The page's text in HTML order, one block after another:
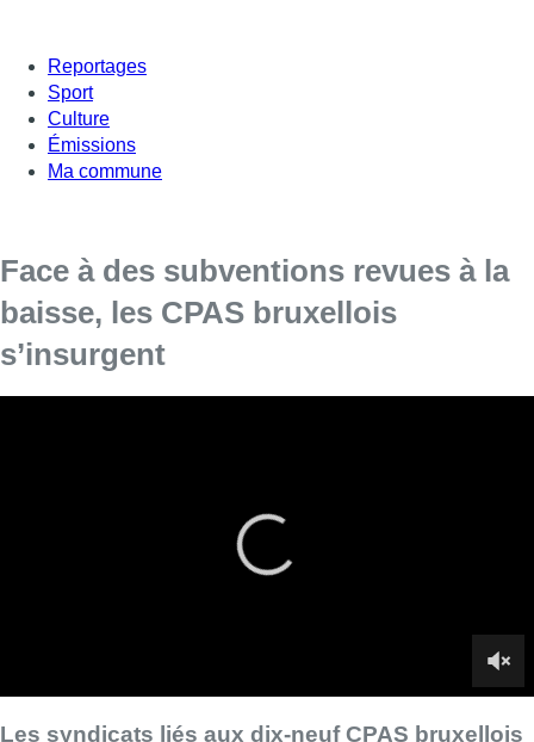
Reportages
Sport
Culture
Émissions
Ma commune
Face à des subventions revues à la
baisse, les CPAS bruxellois
s’insurgent
des dix-neuf CPAS à la baisse, de 20 millions d’euros. Face à
cette décision, les syndicats se sont réunis en front commun. Ils
dénoncent ainsi le menace qui pèse sur 200 emplois, alors que
d’Evere, où notre équipe s’est rendue.